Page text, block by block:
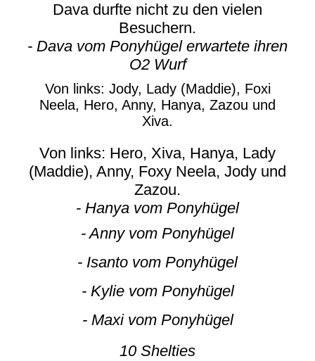
Dava durfte nicht zu den vielen
Besuchern.
- Dava vom Ponyhügel erwartete ihren
O2 Wurf
Von links: Jody, Lady (Maddie), Foxi
Neela, Hero, Anny, Hanya, Zazou und
Xiva.
Von links: Hero, Xiva, Hanya, Lady
(Maddie), Anny, Foxy Neela, Jody und
Zazou.
- Hanya vom Ponyhügel
- Anny vom Ponyhügel
- Isanto vom Ponyhügel
- Kylie vom Ponyhügel
- Maxi vom Ponyhügel
10 Shelties